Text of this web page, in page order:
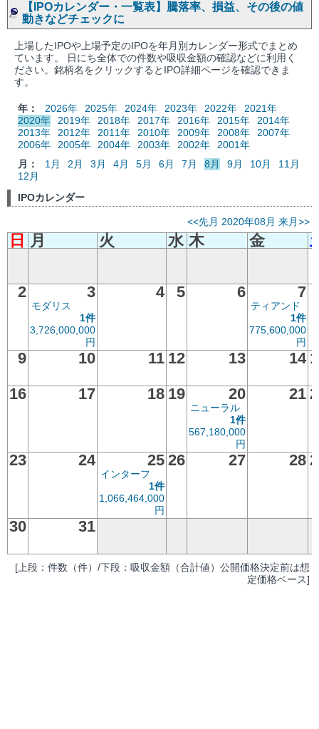
【IPOカレンダー・一覧表】騰落率、損益、その後の値
動きなどチェックに
上場したIPOや上場予定のIPOを年月別カレンダー形式でまとめ
ています。 日にち全体での件数や吸収金額の確認などに利用く
ださい。銘柄名をクリックするとIPO詳細ページを確認できま
す。
年： 2026年 2025年 2024年 2023年 2022年
2021年
2020年
2019年 2018年 2017年 2016年 2015年
2014年
2013年
2012年 2011年 2010年 2009年 2008年
2007年
2006年
2005年 2004年 2003年 2002年
2001年
月：
1月 2月 3月 4月 5月 6月 7月 8月 9月 10月
11月
12月
IPOカレンダー
<<先月 2020年08月 来月>>
日 月 火 水 木 金
2
3
モダリス
1件
3,726,000,000
円
4 5 6 7
ティアンド
1件
775,600,000
円
9 10 11 12 13 14
16
17 18 19 20
ニューラル
1件
567,180,000
円
21
23 24 25
インターフ
1件
1,066,464,000
円
26 27 28
30 31
[上段：件数（件）/下段：吸収金額（合計値）公開価格決定前は想
定価格ベース]